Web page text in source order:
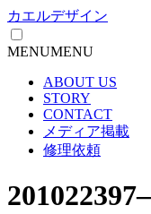
カエルデザイン
MENUMENU
ABOUT US
STORY
CONTACT
メディア掲載
修理依頼